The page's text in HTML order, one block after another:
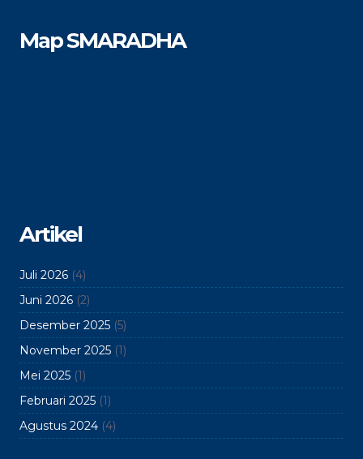
Map SMARADHA
Artikel
Juli 2026 (4)
Juni 2026 (2)
Desember 2025 (5)
November 2025 (1)
Mei 2025 (1)
Februari 2025 (1)
Agustus 2024 (4)